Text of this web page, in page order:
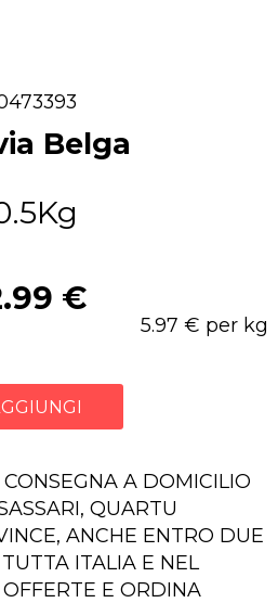
Belga
€
5.97 € per kg
A DOMICILIO
QUARTU
ANCHE ENTRO DUE
ITALIA E NEL
E ORDINA